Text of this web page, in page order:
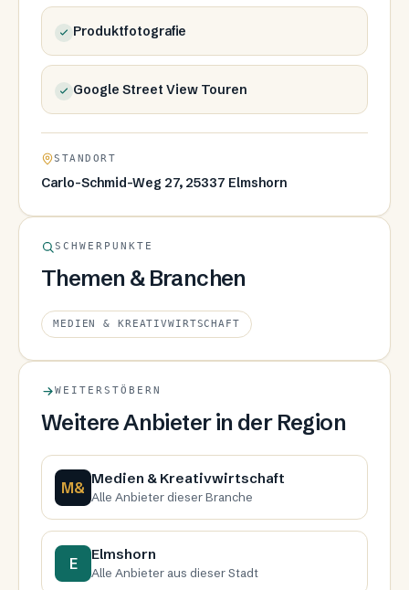
Produktfotografie
Google Street View Touren
STANDORT
Carlo-Schmid-Weg 27, 25337 Elmshorn
SCHWERPUNKTE
Themen & Branchen
MEDIEN & KREATIVWIRTSCHAFT
WEITERSTÖBERN
Weitere Anbieter in der Region
M& Medien & Kreativwirtschaft
Alle Anbieter dieser Branche
E Elmshorn
Alle Anbieter aus dieser Stadt